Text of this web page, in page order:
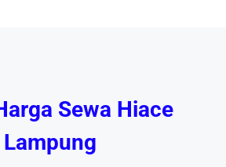
Sewa Hiace
Lampung